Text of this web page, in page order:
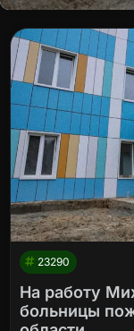
23290
На работу
больницы